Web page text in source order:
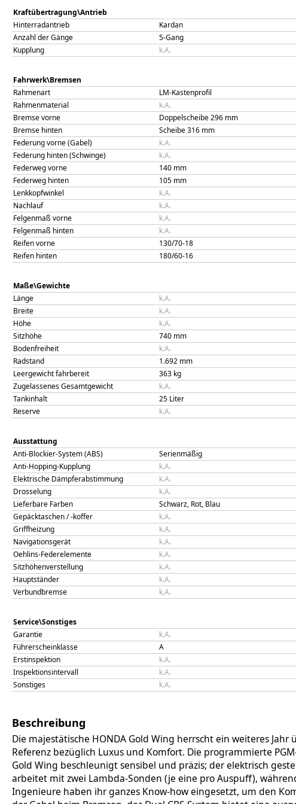
Kraftübertragung\Antrieb
Hinterradantrieb
Kardan
Anzahl der Gänge
5-Gang
Kupplung
k.A.
Fahrwerk\Bremsen
Rahmenart
LM-Kastenprofil
Rahmenmaterial
k.A.
Bremse vorne
Doppelscheibe 296 mm
Bremse hinten
Scheibe 316 mm
Federung vorne (Gabel)
k.A.
Federung hinten (Schwinge)
k.A.
Federweg vorne
140 mm
Federweg hinten
105 mm
Lenkkopfwinkel
k.A.
Nachlauf
k.A.
Felgenmaß vorne
k.A.
Felgenmaß hinten
k.A.
Reifen vorne
130/70-18
Reifen hinten
180/60-16
Maße\Gewichte
Länge
k.A.
Breite
k.A.
Höhe
k.A.
Sitzhöhe
740 mm
Bodenfreiheit
k.A.
Radstand
1.692 mm
Leergewicht fahrbereit
363 kg
Zugelassenes Gesamtgewicht
k.A.
Tankinhalt
25 Liter
Reserve
k.A.
Ausstattung
Anti-Blockier-System (ABS)
Serienmäßig
Anti-Hopping-Kupplung
k.A.
Elektrische Dämpferabstimmung
k.A.
Drosselung
k.A.
Lieferbare Farben
Schwarz, Rot, Blau
Gepäcktaschen / -koffer
k.A.
Griffheizung
k.A.
Navigationsgerät
k.A.
Oehlins-Federelemente
k.A.
Sitzhöhenverstellung
k.A.
Hauptständer
k.A.
Verbundbremse
k.A.
Service\Sonstiges
Garantie
k.A.
Führerscheinklasse
A
Erstinspektion
k.A.
Inspektionsintervall
k.A.
Sonstiges
k.A.
Beschreibung
Die majestätische HONDA Gold Wing herrscht ein weiteres
Referenz bezüglich Luxus und Komfort. Die programmierte
Gold Wing beschleunigt sensibel und präzis; der elektrisch
arbeitet mit zwei Lambda-Sonden (je eine pro Auspuff),
Ingenieure haben ihr ganzes Know-how eingesetzt, um den